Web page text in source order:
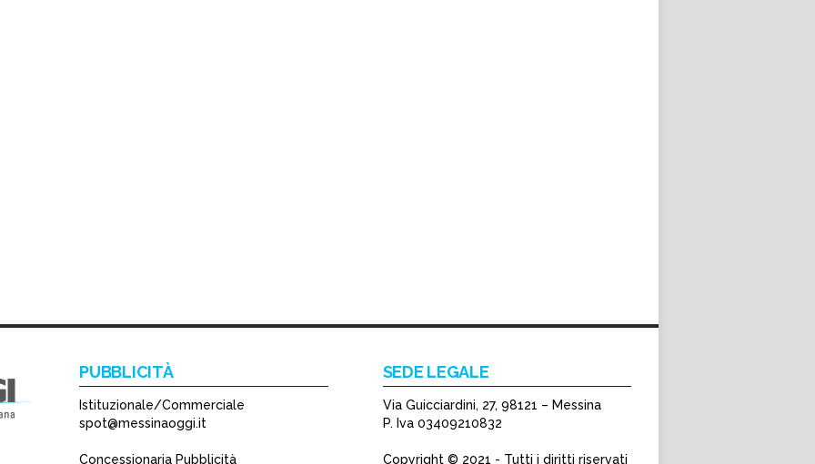
PUBBLICITÀ
Istituzionale/Commerciale
spot@messinaoggi.it
Concessionaria Pubblicità
SEDE LEGALE
Via Guicciardini, 27, 98121 – Messina
P. Iva 03409210832
Copyright © 2021 - Tutti i diritti riservati